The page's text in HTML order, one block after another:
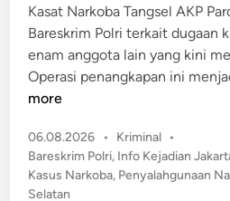
i
n
Kasat Narkoba Tangsel AKP
Bareskrim Polri terkait dugaan
enam anggota lain yang kini
Operasi penangkapan ini
more
06.08.2026 •
P
o
s
Kriminal •
Bareskrim Polri, Info Kejadian
Kasus Narkoba, Penyalahgunaan
Selatan